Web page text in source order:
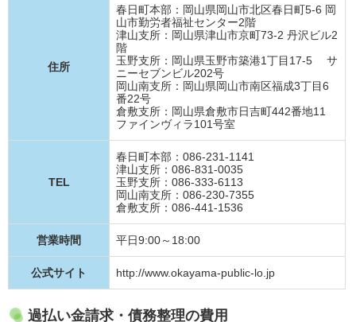
住所
春日町本部：岡山県岡山市北区春日町5-6 岡
山市勤労者福祉センター2階
津山支所：岡山県津山市京町73-2 丹沢ビル2
階
玉野支所：岡山県玉野市築港1丁目17-5 サ
ニーセブンビル202号
岡山南支所：岡山県岡山市南区福成3丁目6
番22号
倉敷支所：岡山県倉敷市日吉町442番地11
ファインヴィラ101号室
TEL
春日町本部：086-231-1141
津山支所：086-831-0035
玉野支所：086-333-6113
岡山南支所：086-230-7355
倉敷支所：086-441-1536
営業時間 平日9:00～18:00
公式サイト http://www.okayama-public-lo.jp
過払い金請求・債務整理の費用